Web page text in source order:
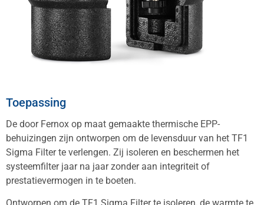
Toepassing
De door Fernox op maat gemaakte thermische EPP-
behuizingen zijn ontworpen om de levensduur van het TF1
Sigma Filter te verlengen. Zij isoleren en beschermen het
systeemfilter jaar na jaar zonder aan integriteit of
prestatievermogen in te boeten.